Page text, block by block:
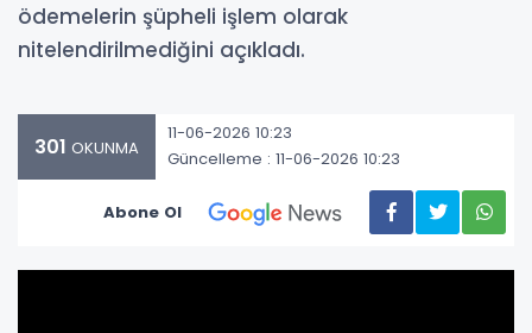
ödemelerin şüpheli işlem olarak
nitelendirilmediğini açıkladı.
301 OKUNMA
11-06-2026 10:23
Güncelleme : 11-06-2026 10:23
Abone Ol